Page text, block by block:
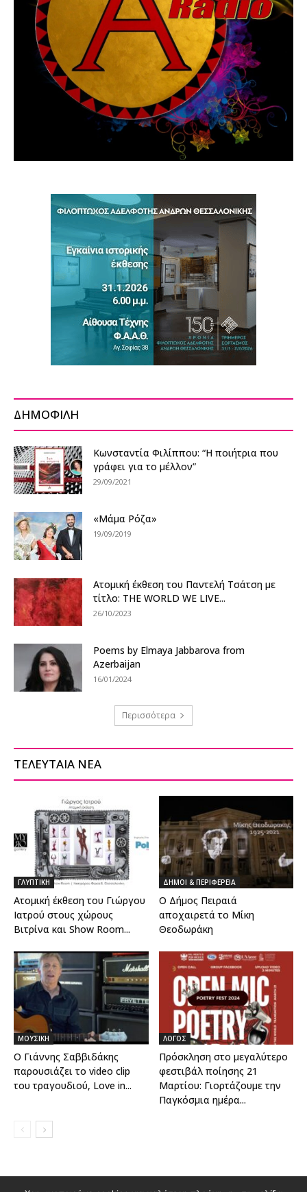
ΔΗΜΟΦΙΛΗ
Κωνσταντία Φιλίππου: “Η ποιήτρια που
γράφει για το μέλλον”
29/09/2021
«Μάμα Ρόζα»
19/09/2019
Ατομική έκθεση του Παντελή Τσάτση με
τίτλο: THE WORLD WE LIVE...
26/10/2023
Poems by Elmaya Jabbarova from
Azerbaijan
16/01/2024
Περισσότερα
ΤΕΛΕΥΤΑΙΑ ΝΕΑ
ΓΛΥΠΤΙΚΗ
Ατομική έκθεση του Γιώργου
Ιατρού στους χώρους
Βιτρίνα και Show Room...
ΔΗΜΟΙ & ΠΕΡΙΦΕΡΕΙΑ
O Δήμος Πειραιά
αποχαιρετά το Μίκη
Θεοδωράκη
ΜΟΥΣΙΚΗ
Ο Γιάννης Σαββιδάκης
παρουσιάζει το video clip
του τραγουδιού, Love in...
ΛΟΓΟΣ
Πρόσκληση στο μεγαλύτερο
φεστιβάλ ποίησης 21
Μαρτίου: Γιορτάζουμε την
Παγκόσμια ημέρα...